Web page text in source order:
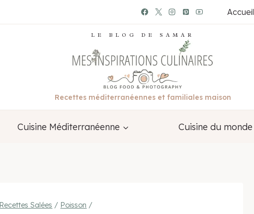
Accueil
LE BLOG DE SAMAR
Recettes méditerranéennes et familiales maison
Cuisine Méditerranéenne Cuisine du monde
Recettes Salées / Poisson /